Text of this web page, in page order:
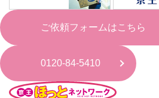
ご依頼フォームはこちら
0120-84-5410